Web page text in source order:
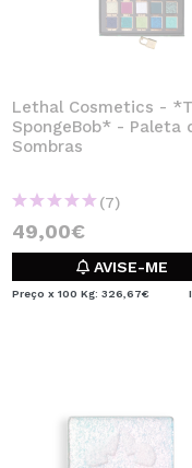
Lethal Cosmetics -
SpongeBob* - Paleta
Sombras
(7)
49,00€
AVISE-ME
Preço x 100 Kg: 326,67€